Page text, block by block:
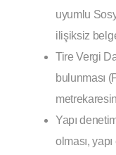
uyumlu
ilişiksiz
Tire Vergi
bulunması
Yapı
olması,